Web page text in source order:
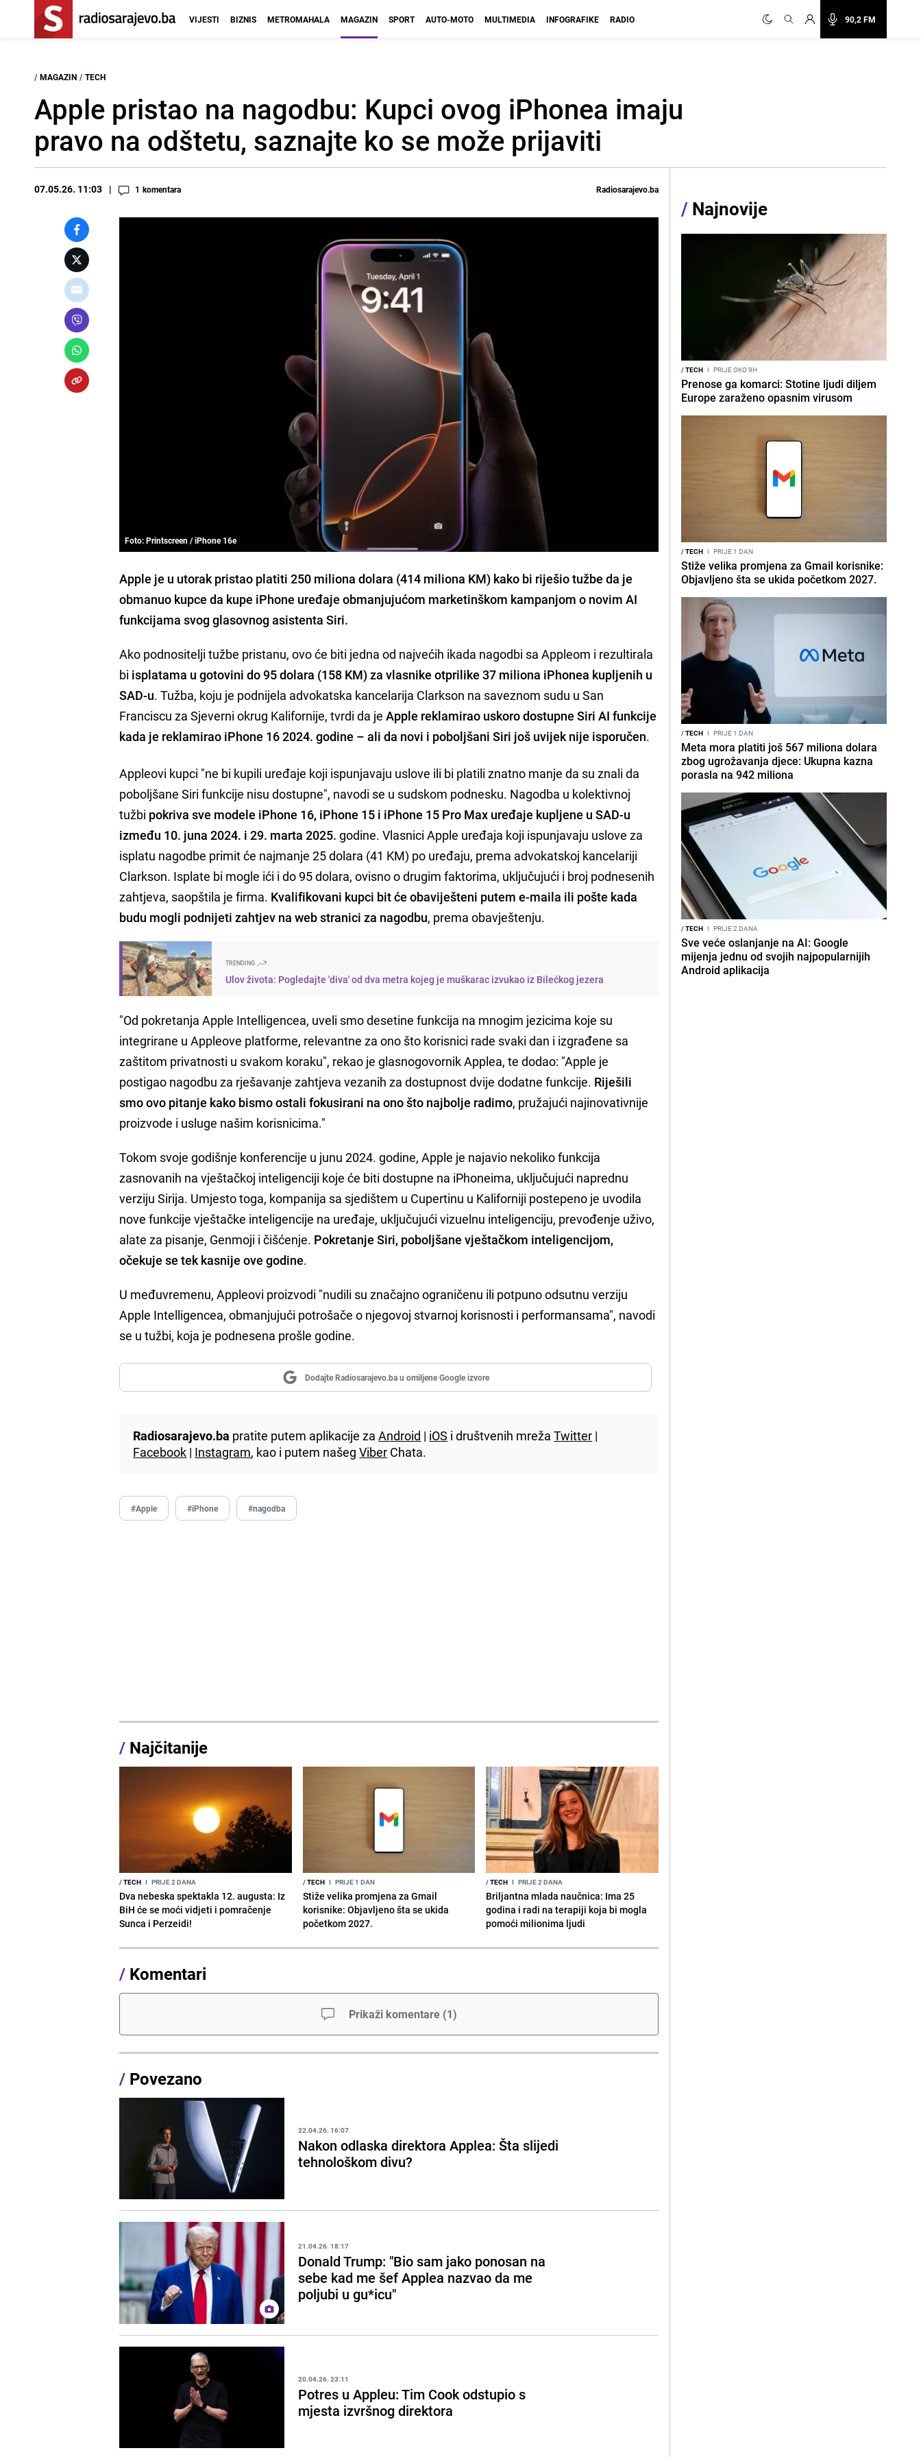
90,2 FM
VIJESTI BIZNIS METROMAHALA MAGAZIN SPORT AUTO-MOTO MULTIMEDIA INFOGRAFIKE RADIO
/ MAGAZIN / TECH
Apple pristao na nagodbu: Kupci ovog iPhonea imaju
pravo na odštetu, saznajte ko se može prijaviti
07.05.26. 11:03 1 komentara Radiosarajevo.ba
Foto: Printscreen / iPhone 16e
Apple je u utorak pristao platiti 250 miliona dolara (414 miliona KM) kako bi riješio tužbe da je
obmanuo kupce da kupe iPhone uređaje obmanjujućom marketinškom kampanjom o novim AI
funkcijama svog glasovnog asistenta Siri.
Ako podnositelji tužbe pristanu, ovo će biti jedna od najvećih ikada nagodbi sa Appleom i rezultirala
bi isplatama u gotovini do 95 dolara (158 KM) za vlasnike otprilike 37 miliona iPhonea kupljenih u
SAD-u. Tužba, koju je podnijela advokatska kancelarija Clarkson na saveznom sudu u San
Franciscu za Sjeverni okrug Kalifornije, tvrdi da jeApple reklamirao uskoro dostupne Siri AI funkcije
kada je reklamirao iPhone 16 2024. godine – ali da novi i poboljšani Siri još uvijek nije isporučen.
Appleovi kupci "ne bi kupili uređaje koji ispunjavaju uslove ili bi platili znatno manje da su znali da
poboljšane Siri funkcije nisu dostupne", navodi se u sudskom podnesku. Nagodba u kolektivnoj
tužbi pokriva sve modele iPhone 16, iPhone 15 i iPhone 15 Pro Max uređaje kupljene u SAD-u
između 10. juna 2024. i 29. marta 2025. godine. Vlasnici Apple uređaja koji ispunjavaju uslove za
isplatu nagodbe primit će najmanje 25 dolara (41 KM) po uređaju, prema advokatskoj kancelariji
Clarkson. Isplate bi mogle ići i do 95 dolara, ovisno o drugim faktorima, uključujući i broj podnesenih
zahtjeva, saopštila je firma. Kvalifikovani kupci bit će obaviješteni putem e-maila ili pošte kada
budu mogli podnijeti zahtjev na web stranici za nagodbu, prema obavještenju.
TRENDING
Ulov života: Pogledajte 'diva' od dva metra kojeg je muškarac izvukao iz Bilećkog jezera
"Od pokretanja Apple Intelligencea, uveli smo desetine funkcija na mnogim jezicima koje su
integrirane u Appleove platforme, relevantne za ono što korisnici rade svaki dan i izgrađene sa
zaštitom privatnosti u svakom koraku", rekao je glasnogovornik Applea, te dodao: "Apple je
postigao nagodbu za rješavanje zahtjeva vezanih za dostupnost dvije dodatne funkcije. Riješili
smo ovo pitanje kako bismo ostali fokusirani na ono što najbolje radimo, pružajući najinovativnije
proizvode i usluge našim korisnicima."
Tokom svoje godišnje konferencije u junu 2024. godine, Apple je najavio nekoliko funkcija
zasnovanih na vještačkoj inteligenciji koje će biti dostupne na iPhoneima, uključujući naprednu
verziju Sirija. Umjesto toga, kompanija sa sjedištem u Cupertinu u Kaliforniji postepeno je uvodila
nove funkcije vještačke inteligencije na uređaje, uključujući vizuelnu inteligenciju, prevođenje uživo,
alate za pisanje, Genmoji i čišćenje. Pokretanje Siri, poboljšane vještačkom inteligencijom,
očekuje se tek kasnije ove godine.
U međuvremenu, Appleovi proizvodi "nudili su značajno ograničenu ili potpuno odsutnu verziju
Apple Intelligencea, obmanjujući potrošače o njegovoj stvarnoj korisnosti i performansama", navodi
se u tužbi, koja je podnesena prošle godine.
Dodajte Radiosarajevo.ba u omiljene Google izvore
Radiosarajevo.ba pratite putem aplikacije zaAndroid | iOS i društvenih mrežaTwitter |
Facebook | Instagram, kao i putem našegViber Chata.
#Apple #iPhone #nagodba
/ Najčitanije
/TECH I PRIJE 2 DANA
Dva nebeska spektakla 12. augusta: Iz
BiH će se moći vidjeti i pomračenje
Sunca i Perzeidi!
/TECH I PRIJE 1 DAN
Stiže velika promjena za Gmail
korisnike: Objavljeno šta se ukida
početkom 2027.
/TECH I PRIJE 2 DANA
Briljantna mlada naučnica: Ima 25
godina i radi na terapiji koja bi mogla
pomoći milionima ljudi
/ Komentari
Prikaži komentare (1)
/ Povezano
22.04.26. 16:07
Nakon odlaska direktora Applea: Šta slijedi
tehnološkom divu?
21.04.26. 18:17
Donald Trump: "Bio sam jako ponosan na
sebe kad me šef Applea nazvao da me
poljubi u gu*icu"
20.04.26. 23:11
Potres u Appleu: Tim Cook odstupio s
mjesta izvršnog direktora
/ Najnovije
/TECH I PRIJE OKO 9H
Prenose ga komarci: Stotine ljudi diljem
Europe zaraženo opasnim virusom
/TECH I PRIJE 1 DAN
Stiže velika promjena za Gmail korisnike:
Objavljeno šta se ukida početkom 2027.
/TECH I PRIJE 1 DAN
Meta mora platiti još 567 miliona dolara
zbog ugrožavanja djece: Ukupna kazna
porasla na 942 miliona
/TECH I PRIJE 2 DANA
Sve veće oslanjanje na AI: Google
mijenja jednu od svojih najpopularnijih
Android aplikacija